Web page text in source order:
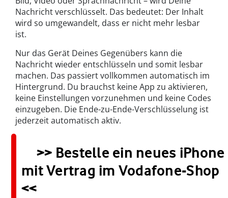
Nachricht verschlüsselt. Das bedeutet: Der Inhalt
wird so umgewandelt, dass er nicht mehr lesbar
ist.
Nur das Gerät Deines Gegenübers kann die
Nachricht wieder entschlüsseln und somit lesbar
machen. Das passiert vollkommen automatisch im
Hintergrund. Du brauchst keine App zu aktivieren,
keine Einstellungen vorzunehmen und keine Codes
einzugeben. Die Ende-zu-Ende-Verschlüsselung ist
jederzeit automatisch aktiv.
>> Bestelle ein neues iPhone
mit Vertrag im Vodafone-Shop
<<